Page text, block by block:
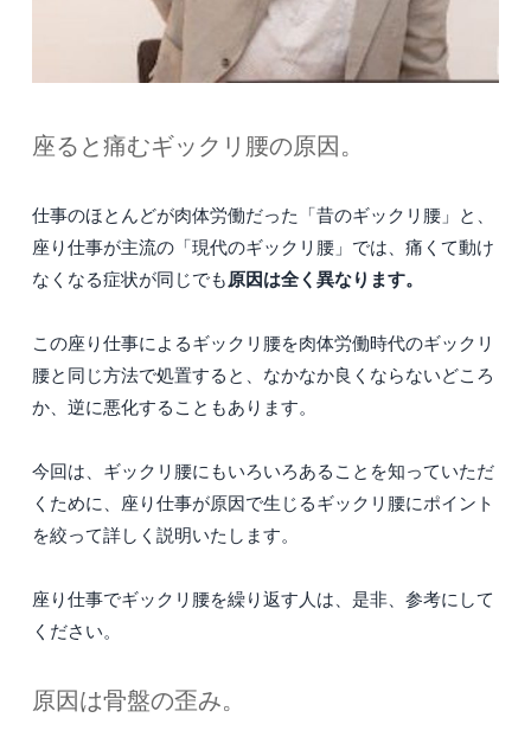
座ると痛むギックリ腰の原因。
仕事のほとんどが肉体労働だった「昔のギックリ腰」と、
座り仕事が主流の「現代のギックリ腰」では、痛くて動け
なくなる症状が同じでも原因は全く異なります。
この座り仕事によるギックリ腰を肉体労働時代のギックリ
腰と同じ方法で処置すると、なかなか良くならないどころ
か、逆に悪化することもあります。
今回は、ギックリ腰にもいろいろあることを知っていただ
くために、座り仕事が原因で生じるギックリ腰にポイント
を絞って詳しく説明いたします。
座り仕事でギックリ腰を繰り返す人は、是非、参考にして
ください。
原因は骨盤の歪み。